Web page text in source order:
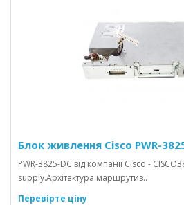
Блок живлення Cisco PWR-
PWR-3825-DC від компанії Cisco -
supply.Архітектура маршрутиз..
Перевірте ціну